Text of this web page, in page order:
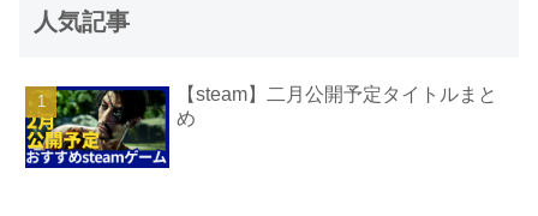
人気記事
【steam】二月公開予定タイトルまと
め